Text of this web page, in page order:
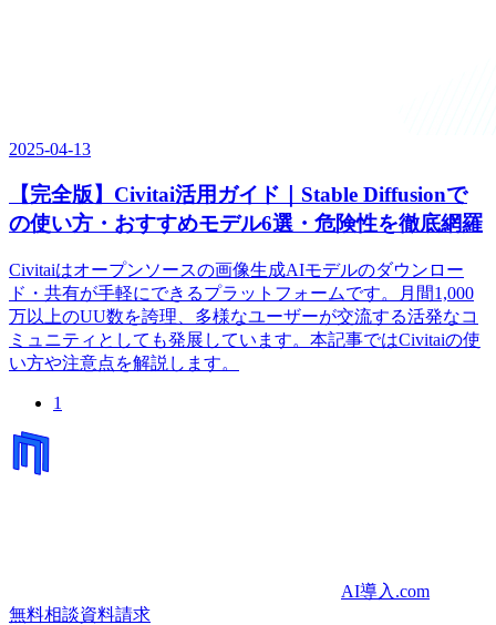
2025-04-13
【完全版】Civitai活用ガイド｜Stable Diffusionで
の使い方・おすすめモデル6選・危険性を徹底網羅
Civitaiはオープンソースの画像生成AIモデルのダウンロー
ド・共有が手軽にできるプラットフォームです。月間1,000
万以上のUU数を誇理、多様なユーザーが交流する活発なコ
ミュニティとしても発展しています。本記事ではCivitaiの使
い方や注意点を解説します。
1
AI導入.com
無料相談資料請求